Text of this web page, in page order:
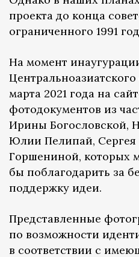
проекта до конца
ограниченного 1991
На момент
марта 2021 года на
фотодокументов из
Ирины Богословской,
Юлии Пелипай,
Горшениной, которых
бы поблагодарить за
поддержку идеи.
Представленные
по возможности
в соответствии с